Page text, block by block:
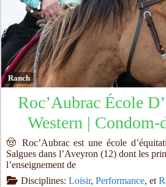
Ranch
Roc’Aubrac École
Western | Condom-
🤠 Roc’Aubrac est une école
Salgues dans l’Aveyron (12) dont les
l’enseignement de
Disciplines: Loisir, Performance, et